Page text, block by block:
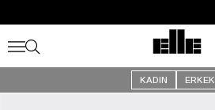
Kargo Ücretsiz!
KADIN ERKEK